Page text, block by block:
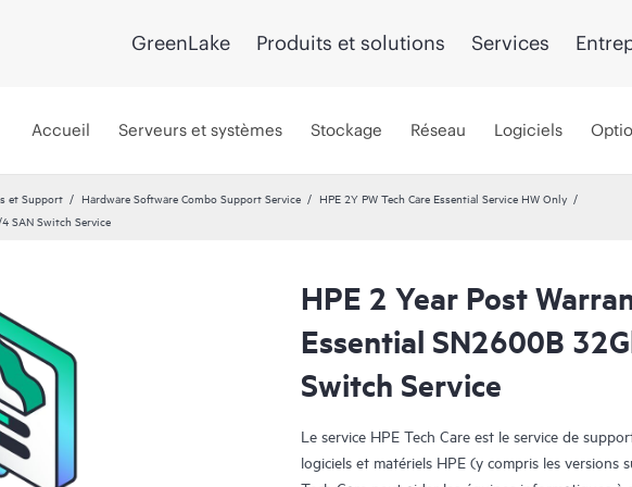
GreenLake Produits et solutions Services
Accueil Serveurs et systèmes Stockage Réseau Logiciels
et Support Hardware Software Combo Support Service
HPE 2Y PW Tech Care Essential Service HW Only
SAN Switch Service
HPE 2 Year Post
Essential SN2600B
Switch Service
Le service HPE Tech Care est le service de
logiciels et matériels HPE (y compris les versions